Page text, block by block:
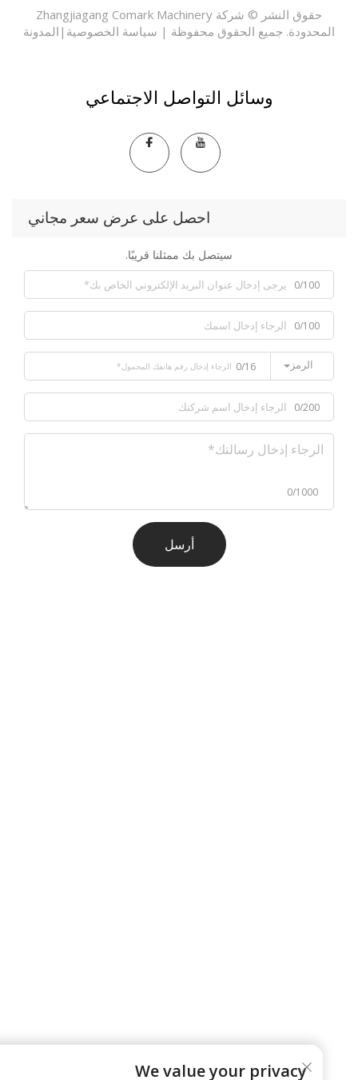
حقوق النشر © شركة Zhangjiagang Comark Machinery
جميع الحقوق محفوظة |سياسة الخصوصية|المدونة
وسائل التواصل الاجتماعي
احصل على عرض سعر مجاني
سيتصل بك ممثلنا قريبًا.
0/16
أرسل
We value your privacy